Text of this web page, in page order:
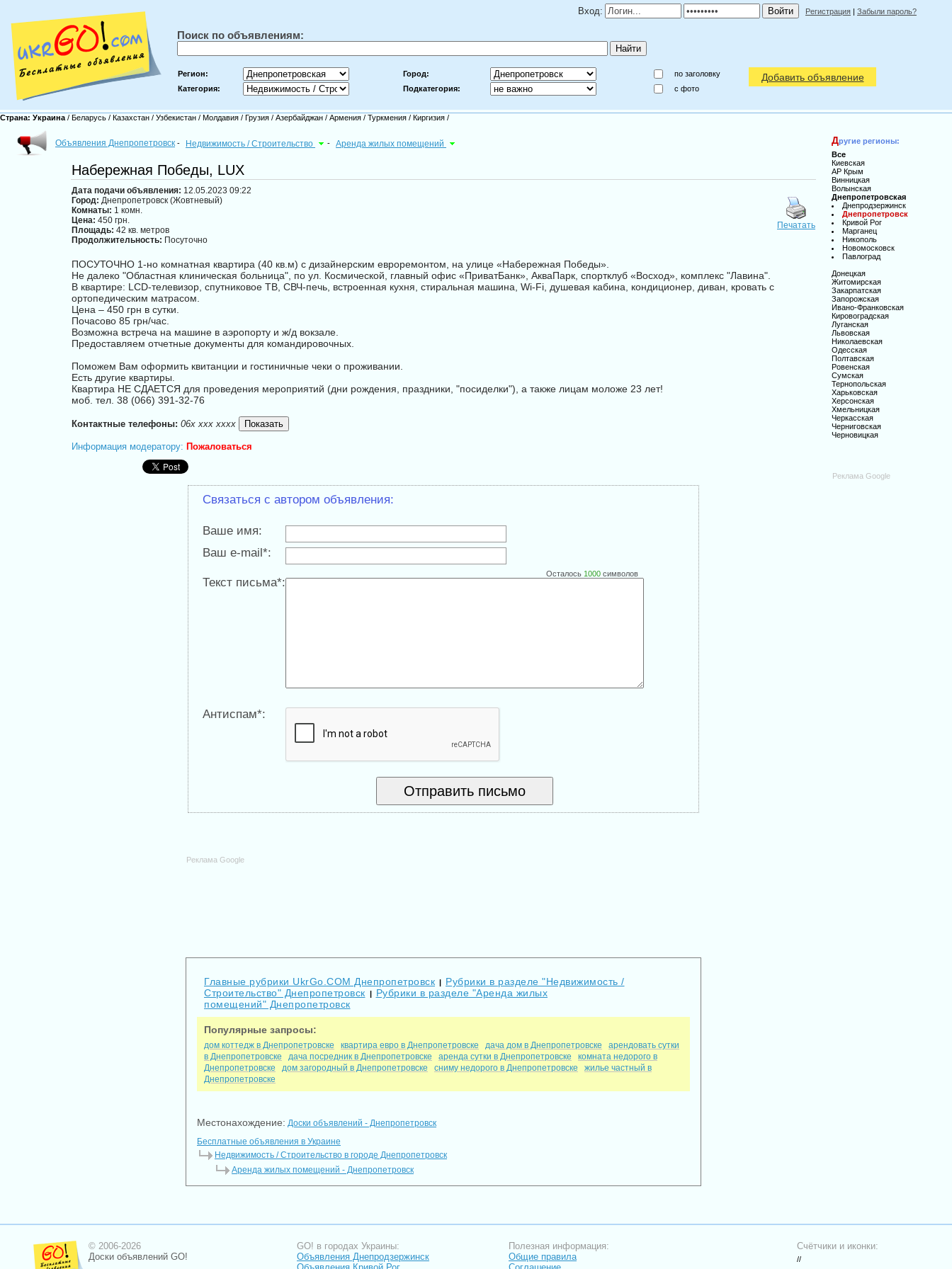
Вход: Регистрация | Забыли пароль?
Поиск по объявлениям:
Регион: Город:
по заголовку
Категория:
Подкатегория: c фото
Добавить объявление
Страна: Украина / Беларусь / Казахстан / Узбекистан / Молдавия / Грузия / Азербайджан / Армения / Туркмения / Киргизия /
Объявления Днепропетровск - Недвижимость / Строительство - Аренда жилых помещений
Набережная Победы, LUX
Дата подачи объявления: 12.05.2023 09:22
Город: Днепропетровск (Жовтневый)
Комнаты: 1 комн.
Цена: 450 грн.
Площадь: 42 кв. метров
Продолжительность: Посуточно
Печатать
ПОСУТОЧНО 1-но комнатная квартира (40 кв.м) с дизайнерским евроремонтом, на улице «Набережная Победы».
Не далеко "Областная клиническая больница", по ул. Космической, главный офис «ПриватБанк», АкваПарк, спортклуб «Восход», комплекс "Лавина".
В квартире: LCD-телевизор, спутниковое ТВ, СВЧ-печь, встроенная кухня, стиральная машина, Wi-Fi, душевая кабина, кондиционер, диван, кровать с
ортопедическим матрасом.
Цена – 450 грн в сутки.
Почасово 85 грн/час.
Возможна встреча на машине в аэропорту и ж/д вокзале.
Предоставляем отчетные документы для командировочных.
Поможем Вам оформить квитанции и гостиничные чеки о проживании.
Есть другие квартиры.
Квартира НЕ СДАЕТСЯ для проведения мероприятий (дни рождения, праздники, "посиделки"), а также лицам моложе 23 лет!
моб. тел. 38 (066) 391-32-76
Контактные телефоны: 06x xxx xxxx
Информация модератору: Пожаловаться
Связаться с автором объявления:
Ваше имя:
Ваш e-mail*:
Текст письма*:
Осталось 1000 символов
Антиспам*:
Реклама Google
Главные рубрики UkrGo.COM Днепропетровск | Рубрики в разделе "Недвижимость /
Строительство" Днепропетровск | Рубрики в разделе "Аренда жилых
помещений" Днепропетровск
Популярные запросы:
дом коттедж в Днепропетровске квартира евро в Днепропетровске дача дом в Днепропетровске
арендовать сутки
в Днепропетровске
дача посредник в Днепропетровске аренда сутки в Днепропетровске
комната недорого в
Днепропетровске
дом загородный в Днепропетровске сниму недорого в Днепропетровске
жилье частный в
Днепропетровске
Местонахождение: Доски объявлений - Днепропетровск
Бесплатные объявления в Украине
Недвижимость / Строительство в городе Днепропетровск
Аренда жилых помещений - Днепропетровск
Другие регионы:
Все
Киевская
АР Крым
Винницкая
Волынская
Днепропетровская
Днепродзержинск
Днепропетровск
Кривой Рог
Марганец
Никополь
Новомосковск
Павлоград
Донецкая
Житомирская
Закарпатская
Запорожская
Ивано-Франковская
Кировоградская
Луганская
Львовская
Николаевская
Одесская
Полтавская
Ровенская
Сумская
Тернопольская
Харьковская
Херсонская
Хмельницкая
Черкасская
Черниговская
Черновицкая
Реклама Google
© 2006-2026
Доски объявлений GO!
GO! в городах Украины:
Объявления Днепродзержинск
Полезная информация:
Общие правила
Счётчики и иконки:
//